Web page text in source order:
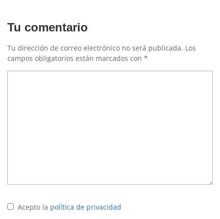
Tu comentario
Tu dirección de correo electrónico no será publicada. Los
campos obligatorios están marcados con *
Acepto la política de privacidad